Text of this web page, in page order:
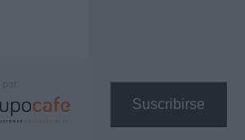
Suscribirse